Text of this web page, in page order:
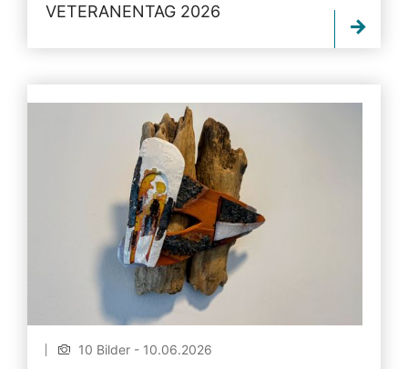
VETERANENTAG 2026
10 Bilder - 10.06.2026